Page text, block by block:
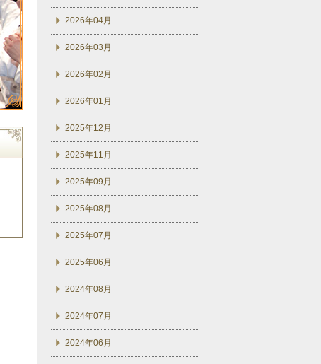
2026年04月
2026年03月
2026年02月
2026年01月
2025年12月
2025年11月
2025年09月
2025年08月
2025年07月
2025年06月
2024年08月
2024年07月
2024年06月